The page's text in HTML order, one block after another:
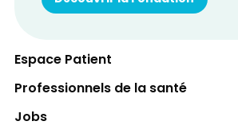
Espace Patient
Professionnels de la santé
Jobs